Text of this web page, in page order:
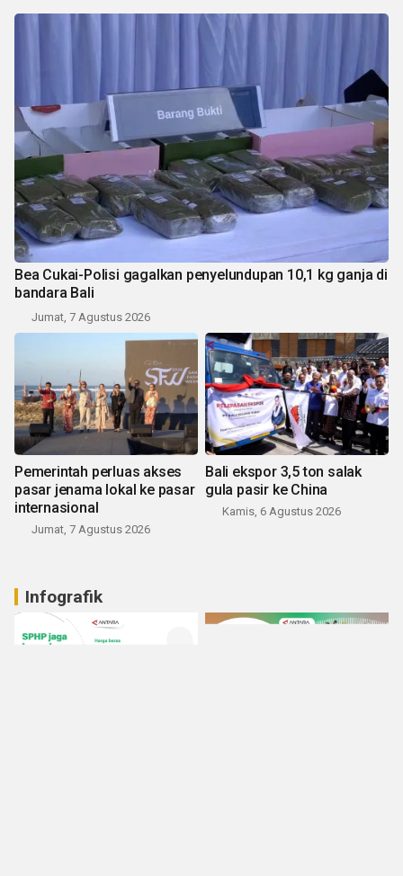
Bea Cukai-Polisi gagalkan penyelundupan 10,1 kg ganja di
bandara Bali
Jumat, 7 Agustus 2026
Pemerintah perluas akses
pasar jenama lokal ke pasar
internasional
Jumat, 7 Agustus 2026
Bali ekspor 3,5 ton salak
gula pasir ke China
Kamis, 6 Agustus 2026
Infografik